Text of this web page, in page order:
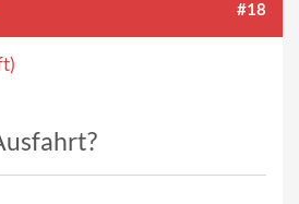
#18